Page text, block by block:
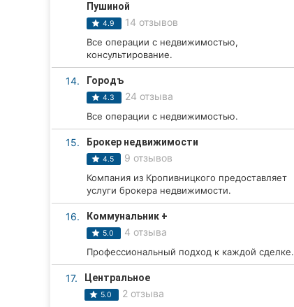
Пушиной
4.9 14 отзывов
Все операции с недвижимостью,
консультирование.
14. Городъ
4.3 24 отзыва
Все операции с недвижимостью.
15. Брокер недвижимости
4.5 9 отзывов
Компания из Кропивницкого предоставляет
услуги брокера недвижимости.
16. Коммунальник +
5.0 4 отзыва
Профессиональный подход к каждой сделке.
17. Центральное
5.0 2 отзыва